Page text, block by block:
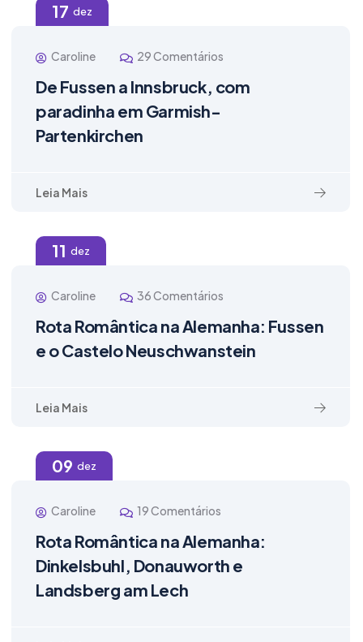
17 dez
Caroline 29 Comentários
De Fussen a Innsbruck, com
paradinha em Garmish-
Partenkirchen
Leia Mais
11 dez
Caroline 36 Comentários
Rota Romântica na Alemanha: Fussen
e o Castelo Neuschwanstein
Leia Mais
09 dez
Caroline 19 Comentários
Rota Romântica na Alemanha:
Dinkelsbuhl, Donauworth e
Landsberg am Lech